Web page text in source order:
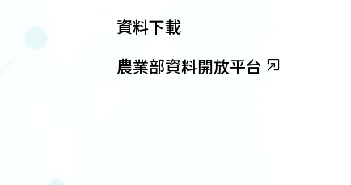
資料下載
農業部資料開放平台